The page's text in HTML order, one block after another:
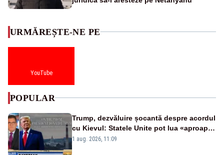
URMĂREȘTE-NE PE
YouTube
POPULAR
Trump, dezvăluire șocantă despre acordul
cu Kievul: Statele Unite pot lua «aproape
tot ce vor» din minele Ucrainei”
1 aug. 2026, 11:09